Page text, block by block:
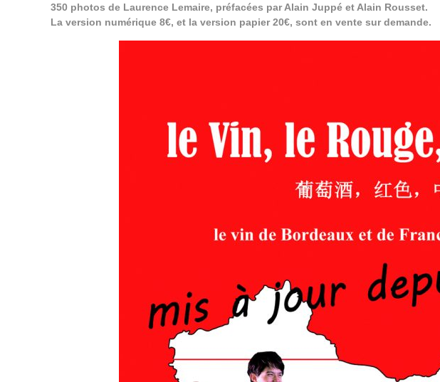
350 photos de Laurence Lemaire, préfacées par Alain Juppé et Alain Rousset.
La version numérique 8€, et la version papier 20€, sont en vente sur demande.